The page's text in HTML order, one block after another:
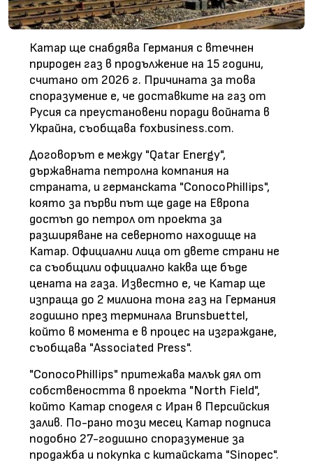
Катар ще снабдява Германия с втечнен
природен газ в продължение на 15 години,
считано от 2026 г. Причината за това
споразумение е, че доставките на газ от
Русия са преустановени поради войната в
Украйна, съобщава foxbusiness.com.
Договорът е между "Qatar Energy",
държавната петролна компания на
страната, и германската "ConocoPhillips",
която за първи път ще даде на Европа
достъп до петрол от проекта за
разширяване на северното находище на
Катар. Официални лица от двете страни не
са съобщили официално каква ще бъде
цената на газа. Известно е, че Катар ще
изпраща до 2 милиона тона газ на Германия
годишно през терминала Brunsbuettel,
който в момента е в процес на изграждане,
съобщава "Associated Press".
"ConocoPhillips" притежава малък дял от
собствеността в проекта "North Field",
който Катар споделя с Иран в Персийския
залив. По-рано този месец Катар подписа
подобно 27-годишно споразумение за
продажба и покупка с китайската "Sinopec".